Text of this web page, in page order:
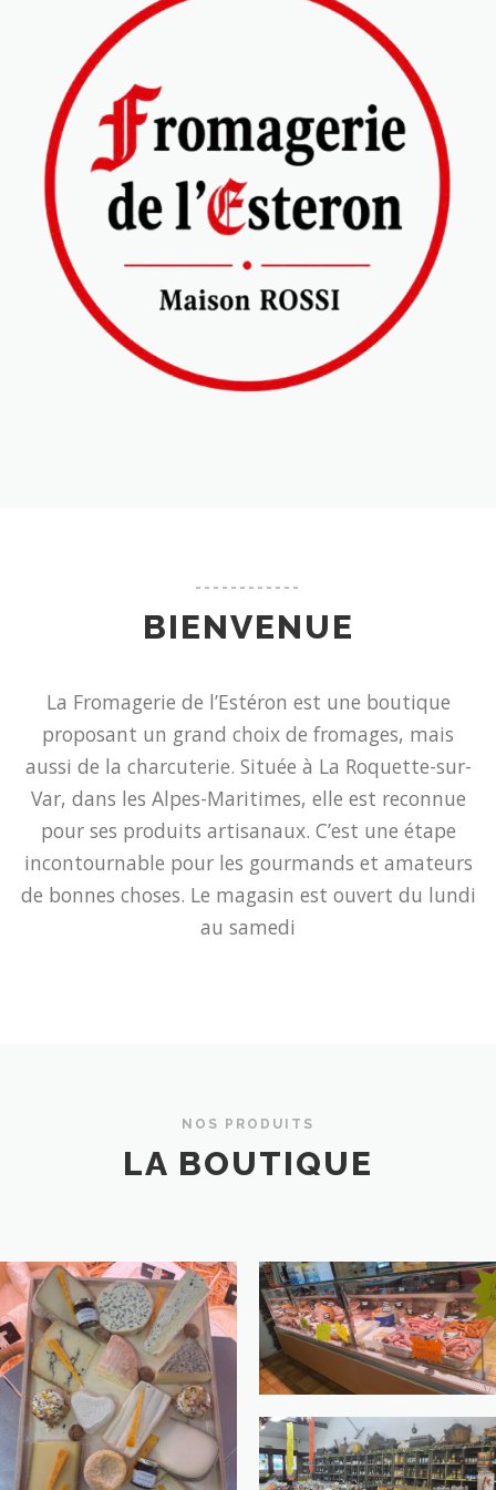
------------
BIENVENUE
La Fromagerie de l’Estéron est une boutique
proposant un grand choix de fromages, mais
aussi de la charcuterie. Située à La Roquette-sur-
Var, dans les Alpes-Maritimes, elle est reconnue
pour ses produits artisanaux. C’est une étape
incontournable pour les gourmands et amateurs
de bonnes choses. Le magasin est ouvert du lundi
au samedi
NOS PRODUITS
LA BOUTIQUE